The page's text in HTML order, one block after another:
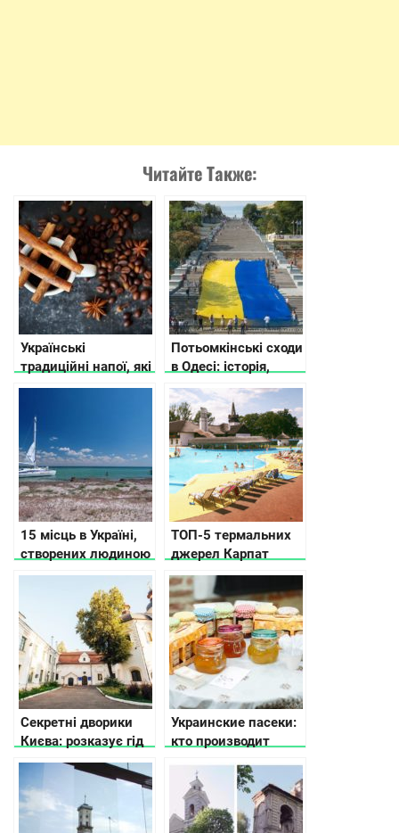
Читайте Также:
Українські
традиційні напої, які
готують взимку
Потьомкінські сходи
в Одесі: історія,
легенди, цікаві
факти
15 місць в Україні,
створених людиною
та природою, які вам
точно сподобаються
ТОП-5 термальних
джерел Карпат
Секретні дворики
Києва: розказує гід
Украинские пасеки:
кто производит